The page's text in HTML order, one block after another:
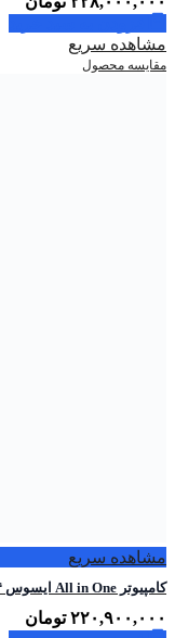
مشاهده سریع
مقایسه محصول
مشاهده سریع
کامپیوتر All in One ایسوس ۲۴ اینچی مدل V۴۴۰VAK i۵ ۱۳۴۲۰H ۸GB ۵۱۲GB
۲۲۰,۹۰۰,۰۰۰ تومان